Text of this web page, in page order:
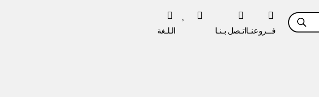
فــروعنـا اتـصل بـنـا الـلـغة